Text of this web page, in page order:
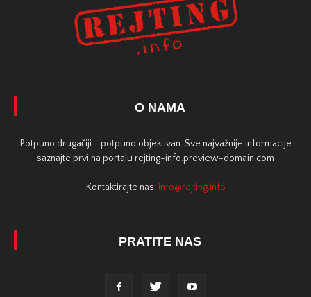
O NAMA
Potpuno drugačiji - potpuno objektivan. Sve najvažnije informacije
saznajte prvi na portalu rejting-info.preview-domain.com
Kontaktirajte nas: info@rejting.info
PRATITE NAS